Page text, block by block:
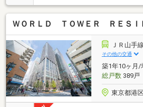
張替 ・建具交換・全クロス
パン交換 ・・・等～～～～～
～物件概要～・３面採光（南西
洗乾燥機・追焚機能浴室・浴室
便座・オートロック・宅配ボック
望は永続的に保証されるものでは
ＷＯＲＬＤ ＴＯＷＥＲ ＲＥＳＩ
ＪＲ山手
その他の交通
築1年10ヶ月/
総戸数389戸
東京都港